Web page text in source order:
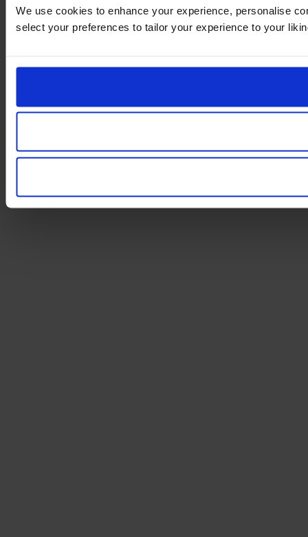
We use cookies to enhance your experience, personalise
select your preferences to tailor your experience to your